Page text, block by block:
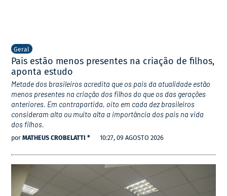
Geral
Pais estão menos presentes na criação de filhos,
aponta estudo
Metade dos brasileiros acredita que os pais da atualidade estão
menos presentes na criação dos filhos do que os das gerações
anteriores. Em contrapartida, oito em cada dez brasileiros
consideram alta ou muito alta a importância dos pais na vida
dos filhos.
por MATHEUS CROBELATTI * 10:27, 09 AGOSTO 2026